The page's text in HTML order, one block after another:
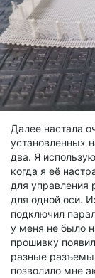
Далее настала
установленных
два. Я
когда я её
для управления
для одной оси.
подключил
у меня не было
прошивку
разные
позволило мне